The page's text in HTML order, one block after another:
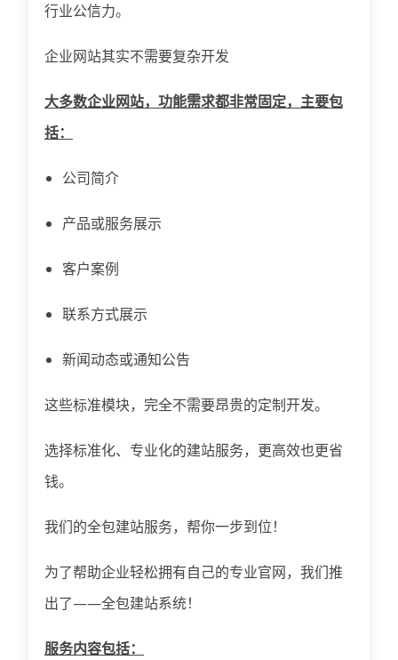
行业公信力。
企业网站其实不需要复杂开发
大多数企业网站，功能需求都非常固定，主要包
括：
公司简介
产品或服务展示
客户案例
联系方式展示
新闻动态或通知公告
这些标准模块，完全不需要昂贵的定制开发。
选择标准化、专业化的建站服务，更高效也更省
钱。
我们的全包建站服务，帮你一步到位！
为了帮助企业轻松拥有自己的专业官网，我们推
出了——全包建站系统！
服务内容包括：